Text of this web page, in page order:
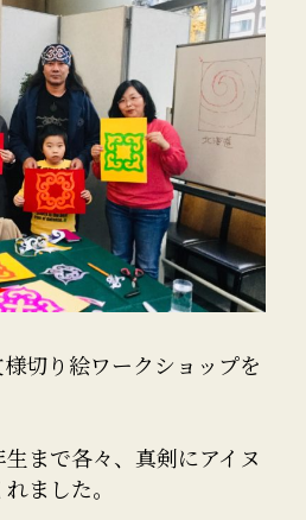
切り絵ワークショップを
まで各々、真剣にアイヌ
ました。